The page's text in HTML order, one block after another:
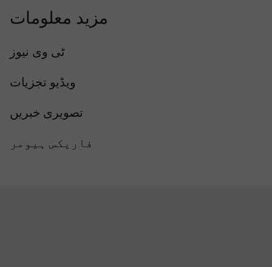
مزید معلومات
ٹی وی نیوز
ویڈیو تجزیات
تصویری خبریں
فاریکس ہیومر